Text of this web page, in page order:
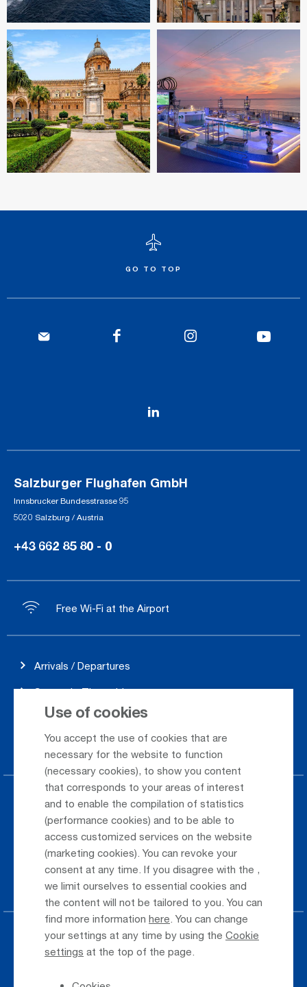
Use of cookies
You accept the use of cookies that are
necessary for the website to function
(necessary cookies), to show you content
that corresponds to your areas of interest
and to enable the compilation of statistics
(performance cookies) and to be able to
access customized services on the website
(marketing cookies). You can revoke your
consent at any time. If you disagree with the ,
we limit ourselves to essential cookies and
the content will not be tailored to you. You can
find more information here . You can change
your settings at any time by using the Cookie
settings at the top of the page.
GO TO TOP
Salzburger Flughafen GmbH
Innsbrucker Bundesstrasse 95
5020 Salzburg / Austria
+43 662 85 80 - 0
Free Wi-Fi at the Airport
Arrivals / Departures
Season's Timetable
Webcam
Car Rental
Parking at the airport
Public Transportation
Taxi & Shuttle Transfer
Jobs & Careers
Press